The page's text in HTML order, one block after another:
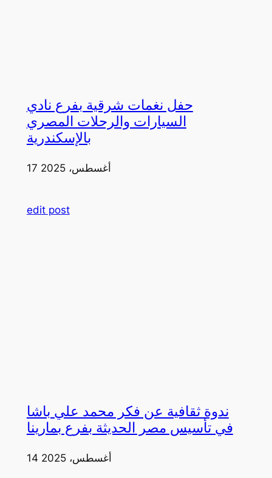
حفل نغمات شرقية بفرع نادي
السيارات والرحلات المصري
بالإسكندرية
17 أغسطس، 2025
edit post
ندوة ثقافية عن فكر محمد علي باشا
في تأسيس مصر الحديثة بفرع بمارينا
14 أغسطس، 2025